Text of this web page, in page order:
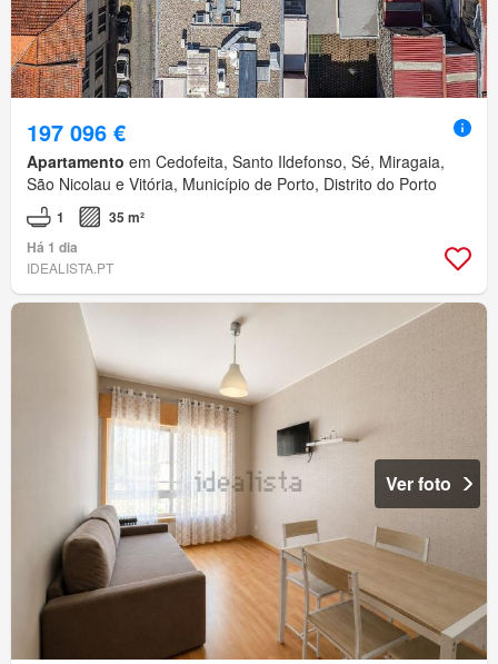
197 096 €
Apartamento em Cedofeita, Santo Ildefonso, Sé, Miragaia,
São Nicolau e Vitória, Município de Porto, Distrito do Porto
1
35 m²
Há 1 dia
IDEALISTA.PT
Ver foto